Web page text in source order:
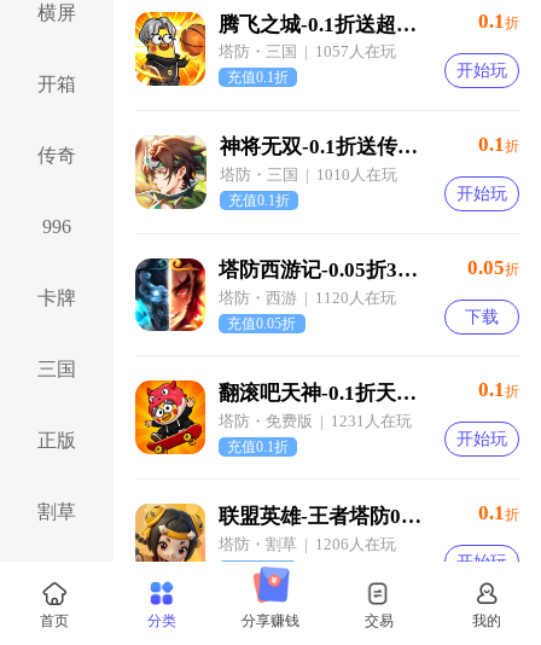
横屏
开箱
传奇
996
卡牌
三国
正版
割草
仙侠
腾飞之城-0.1折送超强金将郭嘉-混服
塔防・三国 | 1057人在玩
充值0.1折
0.1折
开始玩
神将无双-0.1折送传奇武将-混服
塔防・三国 | 1010人在玩
充值0.1折
0.1折
开始玩
塔防西游记-0.05折3280免费版-混服
塔防・西游 | 1120人在玩
充值0.05折
0.05折
下载
翻滚吧天神-0.1折天天2000代金-混服
塔防・免费版 | 1231人在玩
充值0.1折
0.1折
开始玩
联盟英雄-王者塔防0.1折爽翻天-混服
塔防・割草 | 1206人在玩
充值0.1折
0.1折
开始玩
0.1
首页 分类 分享赚钱 交易 我的